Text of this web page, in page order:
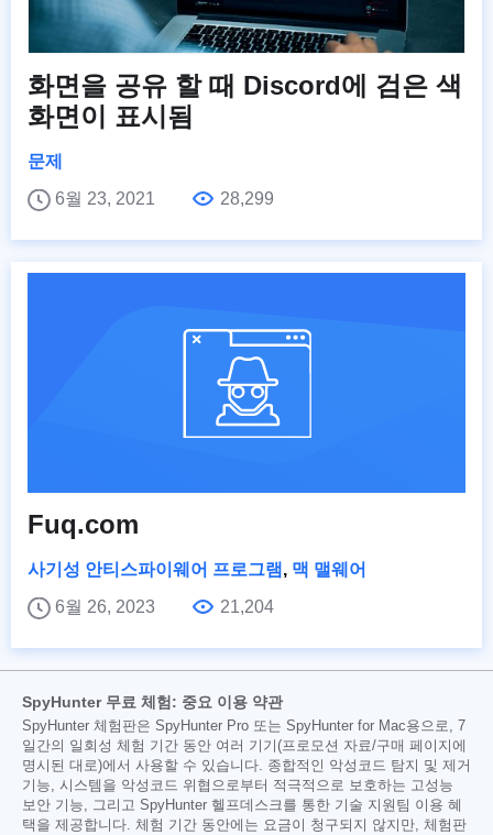
화면을 공유 할 때 Discord에 검은 색
화면이 표시됨
문제
6월 23, 2021
28,299
Fuq.com
사기성 안티스파이웨어 프로그램 , 맥 맬웨어
6월 26, 2023
21,204
SpyHunter 무료 체험: 중요 이용 약관
SpyHunter 체험판은 SpyHunter Pro 또는 SpyHunter for Mac용으로, 7
일간의 일회성 체험 기간 동안 여러 기기(프로모션 자료/구매 페이지에
명시된 대로)에서 사용할 수 있습니다. 종합적인 악성코드 탐지 및 제거
기능, 시스템을 악성코드 위협으로부터 적극적으로 보호하는 고성능
보안 기능, 그리고 SpyHunter 헬프데스크를 통한 기술 지원팀 이용 혜
택을 제공합니다. 체험 기간 동안에는 요금이 청구되지 않지만, 체험판